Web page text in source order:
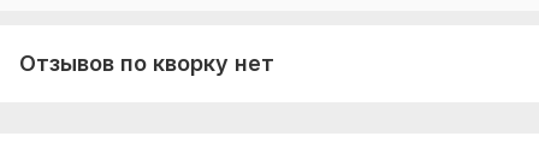
Отзывов по кворку нет